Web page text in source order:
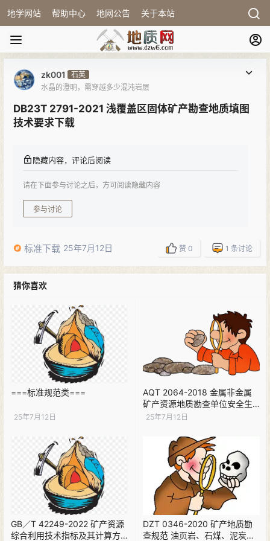
地学网站 帮助中心 地网公告 关于本站
zk001
石英
水晶的澄明，需穿越多少混沌岩层
DB23T 2791-2021 浅覆盖区固体矿产勘查地质填图
技术要求下载
隐藏内容，评论后阅读
请在下面参与讨论之后，方可阅读隐藏内容
参与讨论
标准下载 25年7月12日 赞 0 1 条讨论
猜你喜欢
===标准规范类===
25年7月12日
AQT 2064-2018 金属非金属
矿产资源地质勘查单位安全生
产标准化实施指南下载
25年7月12日
GB／T 42249-2022 矿产资源
综合利用技术指标及其计算方
DZT 0346-2020 矿产地质勘
查规范 油页岩、石煤、泥炭下